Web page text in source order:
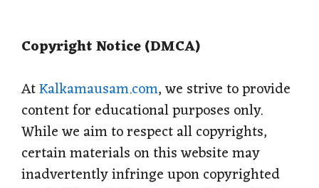
A
p
p
o
o
k
r
a
m
r
e
s
t
Copyright Notice (DMCA)
AtKalkamausam.com, we strive to provide
content for educational purposes only.
While we aim to respect all copyrights,
certain materials on this website may
inadvertently infringe upon copyrighted